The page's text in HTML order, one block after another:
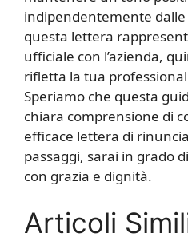
indipendentemente dalle
questa lettera
ufficiale con l’azienda,
rifletta la tua
Speriamo che questa
chiara comprensione di
efficace lettera di
passaggi, sarai in grado
con grazia e dignità.
Articoli